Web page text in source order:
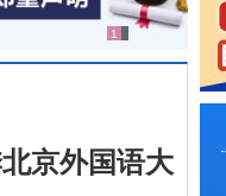
京外国语大